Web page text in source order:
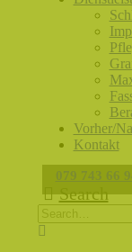
Vorher/
Kontakt
079 743 66
Search